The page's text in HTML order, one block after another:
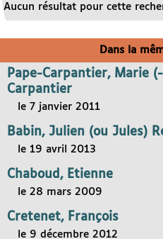
Aucun résultat pour cette
Dans la
Pape-Carpantier, Marie
Carpantier
le 7 janvier 2011
Babin, Julien (ou Jules)
le 19 avril 2013
Chaboud, Etienne
le 28 mars 2009
Cretenet, François
le 9 décembre 2012